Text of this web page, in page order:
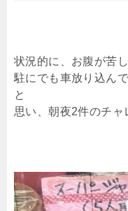
状況的に、お腹が苦
駐にでも車放り込ん
と
思い、朝夜2件のチャ